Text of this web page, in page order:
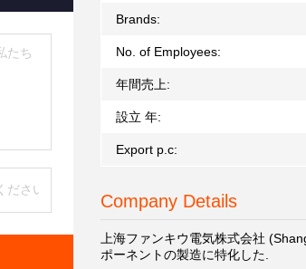
Brands:
No. of Employees:
年間売上:
設立 年:
Export p.c:
Company Details
上海ファンキウ電気株式会社
ポーネントの製造に特化した.